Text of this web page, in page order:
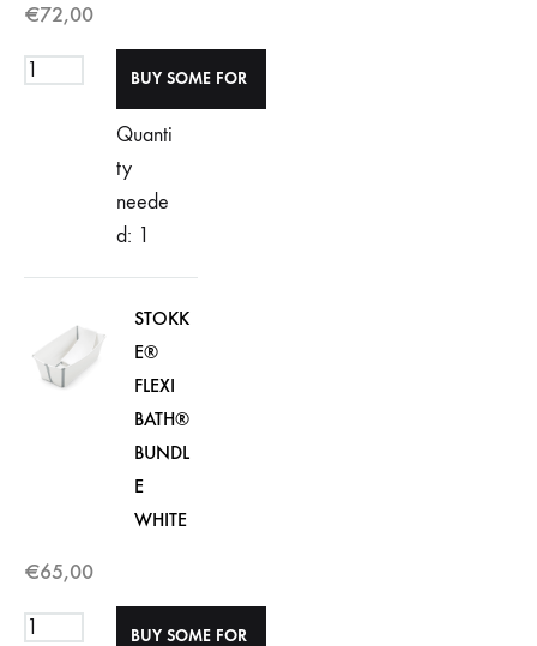
€72,00
Quanti
ty
neede
d: 1
STOKK
E®
FLEXI
BATH®
BUNDL
E
WHITE
€65,00